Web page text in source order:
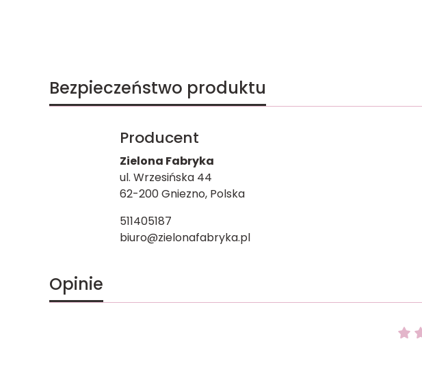
Bezpieczeństwo produktu
Producent
Zielona Fabryka
ul. Wrzesińska 44
62-200 Gniezno, Polska
511405187
biuro@zielonafabryka.pl
Opinie